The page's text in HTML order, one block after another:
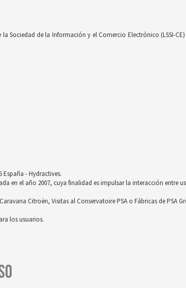
Sociedad de la Información y el Comercio Electrónico (LSSI-
- Hydractives.
en el año 2007, cuya finalidad es impulsar la interacción entre
Citroën, Visitas al Conservatoire PSA o Fábricas de PSA
los usuarios.